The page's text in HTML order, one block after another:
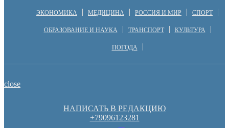
ЭКОНОМИКА МЕДИЦИНА РОССИЯ И МИР СПОРТ
ОБРАЗОВАНИЕ И НАУКА ТРАНСПОРТ КУЛЬТУРА
ПОГОДА
close
НАПИСАТЬ В РЕДАКЦИЮ
+79096123281